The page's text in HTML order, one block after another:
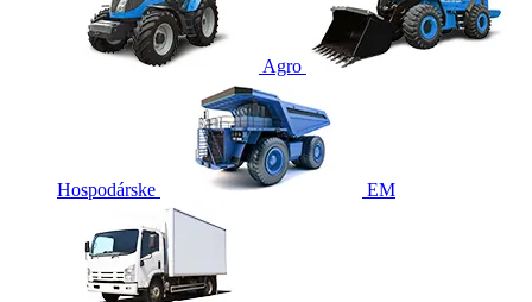
Agro
Hospodárske EM